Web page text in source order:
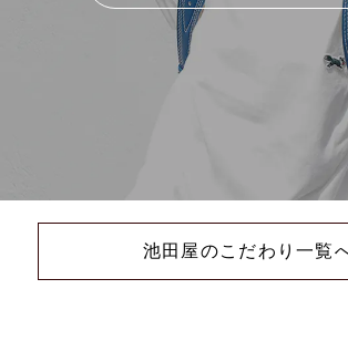
池田屋のこだわり一覧